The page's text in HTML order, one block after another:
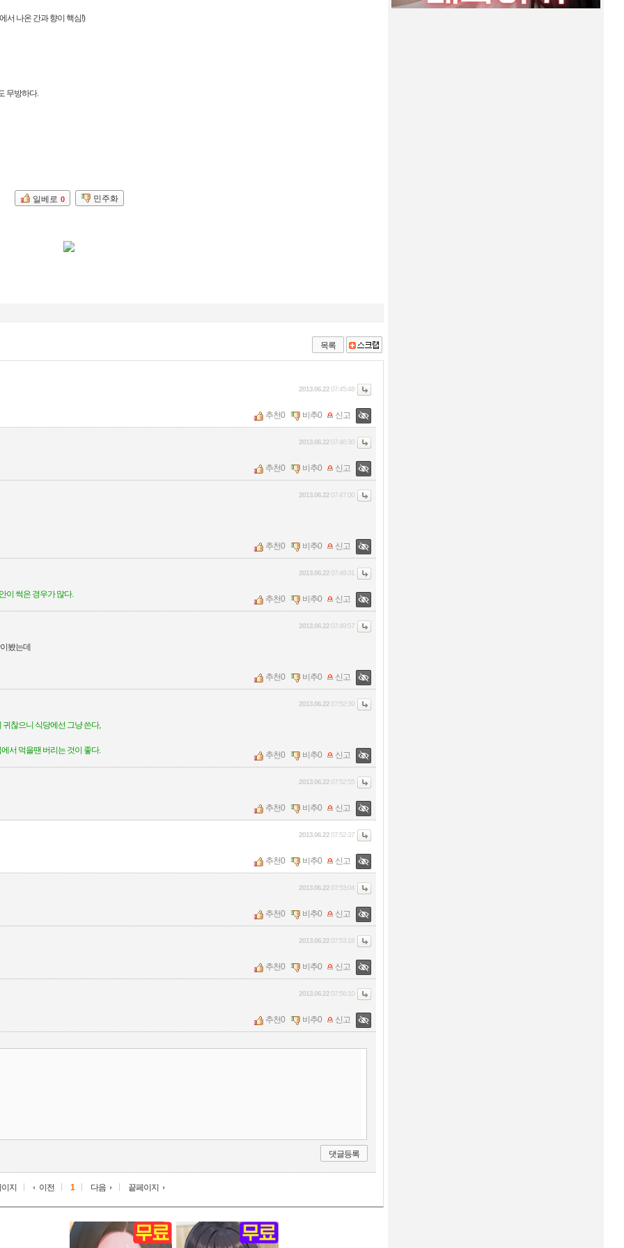
서 나온 간과 향이 핵심!)
무방하다.
일베로 0 민주화
목록
2013.06.2207:45:48
추천0 비추0 신고
2013.06.22 07:46:30
추천0 비추0 신고
2013.06.22 07:47:00
추천0 비추0 신고
2013.06.22 07:49:31
이 썩은 경우가 많다.
추천0 비추0 신고
2013.06.22 07:49:57
봤는데
추천0 비추0 신고
2013.06.22 07:52:39
찮으니 식당에선 그냥 쓴다,
서 먹을땐 버리는 것이 좋다.
추천0 비추0 신고
2013.06.22 07:52:55
추천0 비추0 신고
2013.06.2207:52:37
추천0 비추0 신고
2013.06.22 07:53:04
추천0 비추0 신고
2013.06.22 07:53:18
추천0 비추0 신고
2013.06.22 07:56:10
추천0 비추0 신고
댓글등록
지 이전 1 다음 끝페이지